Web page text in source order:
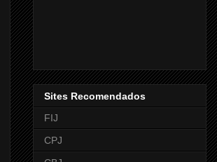
Sites Recomendados
FIJ
CPJ